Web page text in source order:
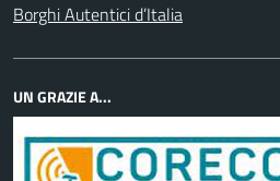
Borghi Autentici d’Italia
UN GRAZIE A...